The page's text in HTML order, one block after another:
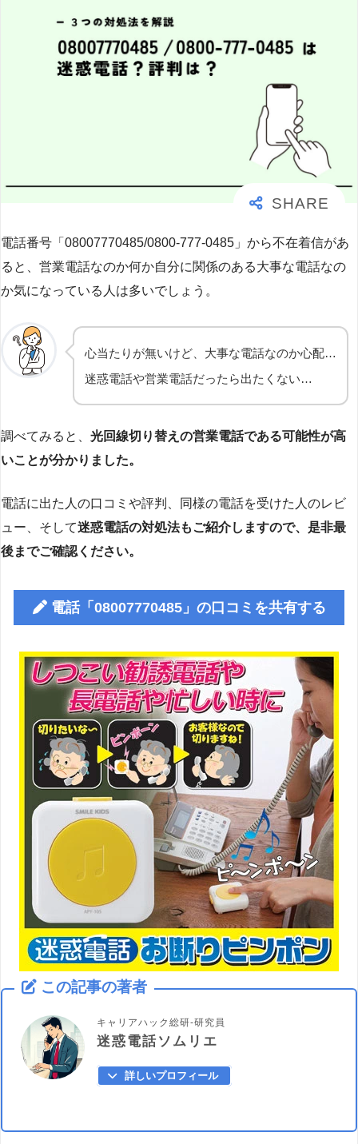
電話番号「08007770485/0800-777-0485」から不在着信があ
ると、営業電話なのか何か自分に関係のある大事な電話なの
か気になっている人は多いでしょう。
心当たりが無いけど、大事な電話なのか心配…
迷惑電話や営業電話だったら出たくない…
調べてみると、 光回線切り替えの営業電話である可能性が高
いことが分かりました。
電話に出た人の口コミや評判、同様の電話を受けた人のレビ
ュー、そして迷惑電話の対処法もご紹介しますので、是非最
後までご確認ください。
電話「08007770485」の口コミを共有する
この記事の著者
キャリアハック総研-研究員
迷惑電話ソムリエ
詳しいプロフィール